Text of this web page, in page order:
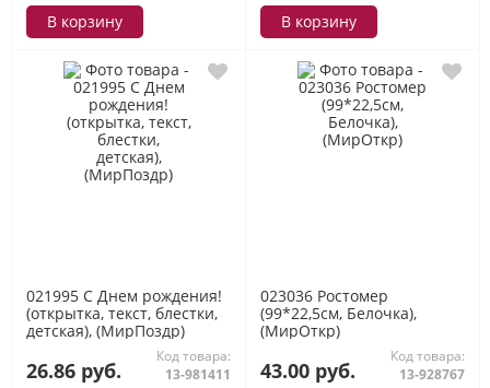
В корзину В корзину
021995 С Днем рождения!
(открытка, текст, блестки,
детская), (МирПоздр)
26.86 руб.
Код товара:
13-981411
023036 Ростомер
(99*22,5см, Белочка),
(МирОткр)
43.00 руб.
Код товара:
13-928767